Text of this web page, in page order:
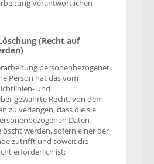
Verantwortlichen
(Recht auf
personenbezogener
Person hat das vom
und
gewährte Recht, von dem
zu verlangen, dass die sie
Daten
werden, sofern einer der
zutrifft und soweit die
erforderlich ist: